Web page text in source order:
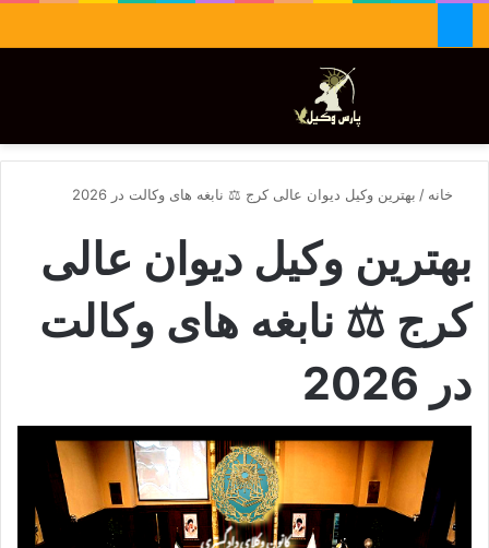
تغییر پوسته
خانه / بهترین وکیل دیوان عالی کرج ⚖️ نابغه های وکالت در 2026
بهترین وکیل دیوان عالی
کرج ⚖️ نابغه های وکالت
در 2026